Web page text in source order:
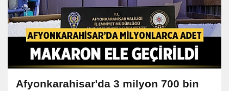
Afyonkarahisar'da 3 milyon 700 bin